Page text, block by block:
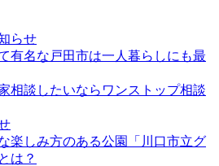
らせ
有名な戸田市は一人暮らしにも最
相談したいならワンストップ相談
楽しみ方のある公園「川口市立グ
は？